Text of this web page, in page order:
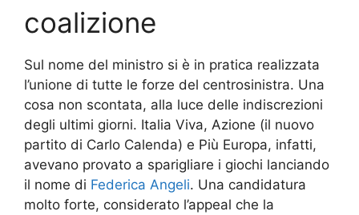
coalizione
Sul nome del ministro si è in pratica realizzata
l’unione di tutte le forze del centrosinistra. Una
cosa non scontata, alla luce delle indiscrezioni
degli ultimi giorni. Italia Viva, Azione (il nuovo
partito di Carlo Calenda) e Più Europa, infatti,
avevano provato a sparigliare i giochi lanciando
il nome di Federica Angeli. Una candidatura
molto forte, considerato l’appeal che la